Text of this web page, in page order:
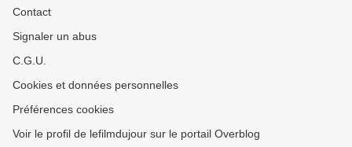
Contact
Signaler un abus
C.G.U.
Cookies et données personnelles
Préférences cookies
Voir le profil de lefilmdujour sur le portail Overblog